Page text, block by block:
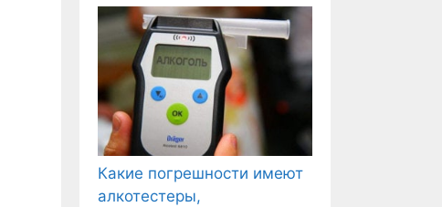
Какие погрешности имеют
алкотестеры,